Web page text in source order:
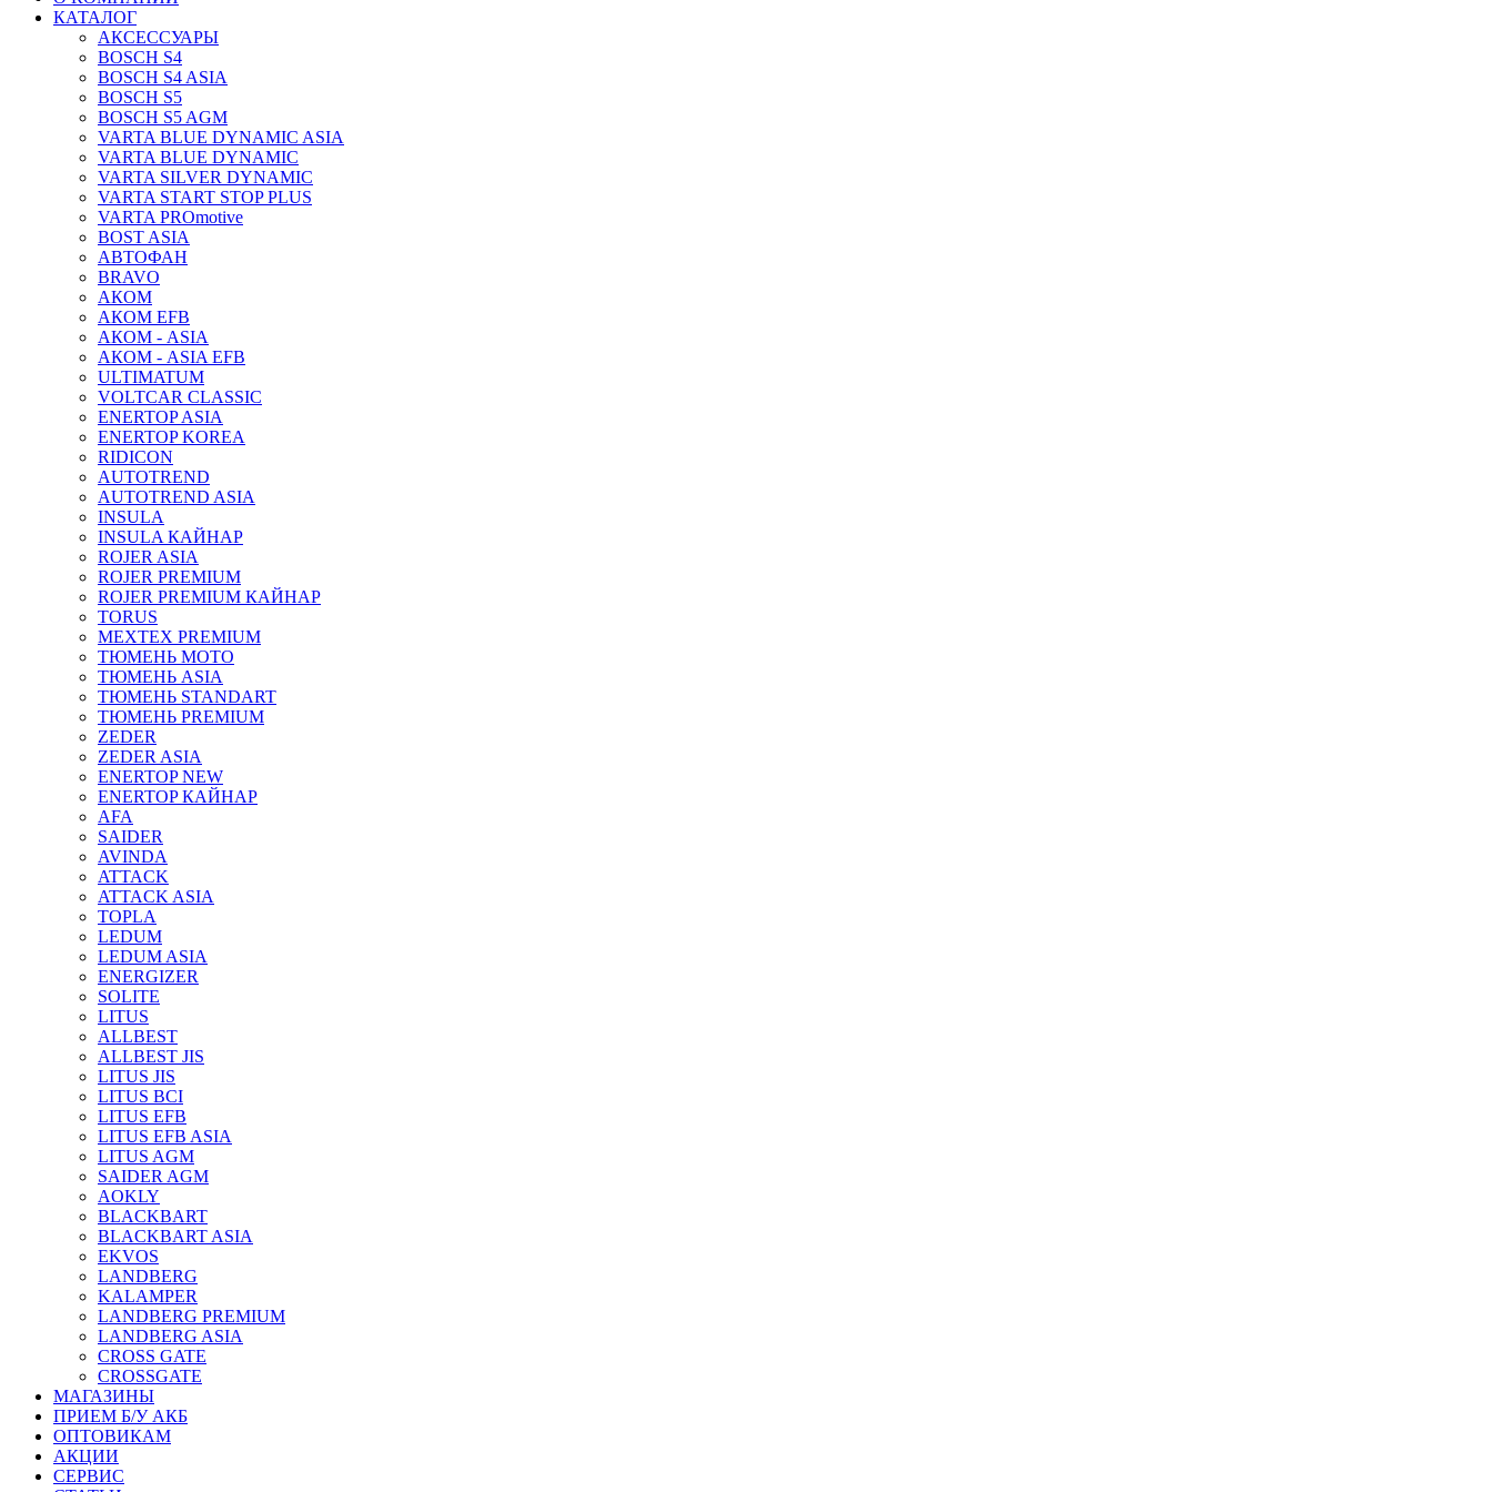
КАТАЛОГ
АКСЕССУАРЫ
BOSCH S4
BOSCH S4 ASIA
BOSCH S5
BOSCH S5 AGM
VARTA BLUE DYNAMIC ASIA
VARTA BLUE DYNAMIC
VARTA SILVER DYNAMIC
VARTA START STOP PLUS
VARTA PROmotive
BOST ASIA
АВТОФАН
BRAVO
АКОМ
АКОМ EFB
АКОМ - ASIA
АКОМ - ASIA EFB
ULTIMATUM
VOLTCAR CLASSIC
ENERTOP ASIA
ENERTOP KOREA
RIDICON
AUTOTREND
AUTOTREND ASIA
INSULA
INSULA КАЙНАР
ROJER ASIA
ROJER PREMIUM
ROJER PREMIUM КАЙНАР
TORUS
MEXTEX PREMIUM
ТЮМЕНЬ МОТО
ТЮМЕНЬ ASIA
ТЮМЕНЬ STANDART
ТЮМЕНЬ PREMIUM
ZEDER
ZEDER ASIA
ENERTOP NEW
ENERTOP КАЙНАР
AFA
SAIDER
AVINDA
ATTACK
ATTACK ASIA
TOPLA
LEDUM
LEDUM ASIA
ENERGIZER
SOLITE
LITUS
ALLBEST
ALLBEST JIS
LITUS JIS
LITUS BCI
LITUS EFB
LITUS EFB ASIA
LITUS AGM
SAIDER AGM
AOKLY
BLACKBART
BLACKBART ASIA
EKVOS
LANDBERG
KALAMPER
LANDBERG PREMIUM
LANDBERG ASIA
CROSS GATE
CROSSGATE
МАГАЗИНЫ
ПРИЕМ Б/У АКБ
ОПТОВИКАМ
АКЦИИ
СЕРВИС